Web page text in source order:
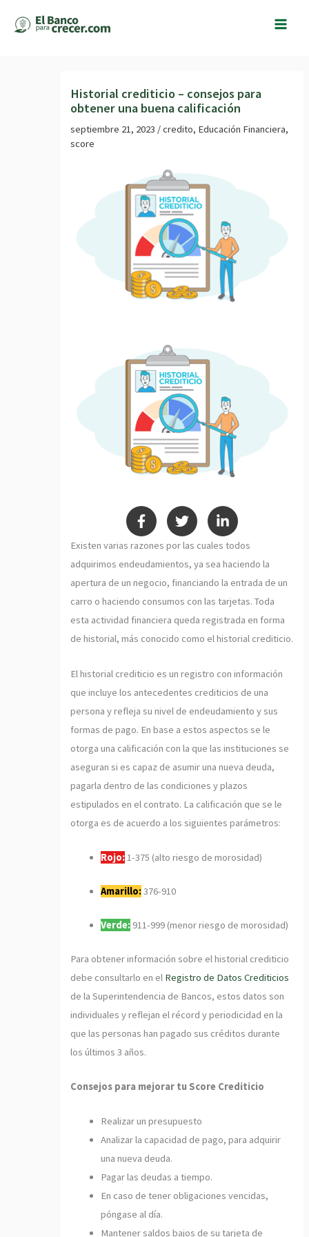
Historial crediticio – consejos para
obtener una buena calificación
septiembre 21, 2023 /credito, Educación Financiera,
score
Existen varias razones por las cuales todos
adquirimos endeudamientos, ya sea haciendo la
apertura de un negocio, financiando la entrada de un
carro o haciendo consumos con las tarjetas. Toda
esta actividad financiera queda registrada en forma
de historial, más conocido como el historial crediticio.
El historial crediticio es un registro con información
que incluye los antecedentes crediticios de una
persona y refleja su nivel de endeudamiento y sus
formas de pago. En base a estos aspectos se le
otorga una calificación con la que las instituciones se
aseguran si es capaz de asumir una nueva deuda,
pagarla dentro de las condiciones y plazos
estipulados en el contrato. La calificación que se le
otorga es de acuerdo a los siguientes parámetros:
Rojo:1-375 (alto riesgo de morosidad)
Amarillo:376-910
Verde: 911-999 (menor riesgo de morosidad)
Para obtener información sobre el historial crediticio
debe consultarlo en el Registro de Datos Crediticios
de la Superintendencia de Bancos, estos datos son
individuales y reflejan el récord y periodicidad en la
que las personas han pagado sus créditos durante
los últimos 3 años.
Consejos para mejorar tu Score Crediticio
Realizar un presupuesto
Analizar la capacidad de pago, para adquirir
una nueva deuda.
Pagar las deudas a tiempo.
En caso de tener obligaciones vencidas,
póngase al día.
Mantener saldos bajos de su tarjeta de